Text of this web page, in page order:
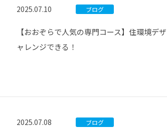
2025.07.10 ブログ
【おおぞらで人気の専門コース】住環境デ
ャレンジできる！
2025.07.08 ブログ